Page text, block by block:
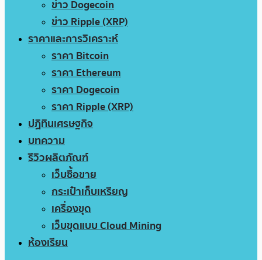
ข่าว Dogecoin
ข่าว Ripple (XRP)
ราคาและการวิเคราะห์
ราคา Bitcoin
ราคา Ethereum
ราคา Dogecoin
ราคา Ripple (XRP)
ปฏิทินเศรษฐกิจ
บทความ
รีวิวผลิตภัณฑ์
เว็บซื้อขาย
กระเป๋าเก็บเหรียญ
เครื่องขุด
เว็บขุดแบบ Cloud Mining
ห้องเรียน